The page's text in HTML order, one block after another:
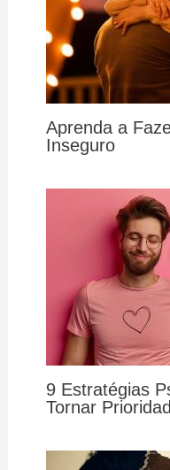
Aprenda a
Inseguro
9 Estratégias
Tornar